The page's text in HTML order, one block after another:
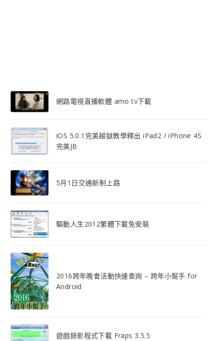
網路電視直播軟體 amo tv下載
iOS 5.0.1完美越獄教學釋出 iPad2 / iPhone 4S
完美JB
5月1日交通新制上路
驅動人生2012繁體下載免安裝
2016跨年晚會活動快速查詢 – 跨年小幫手 for
Android
遊戲錄影程式下載 Fraps 3.5.5